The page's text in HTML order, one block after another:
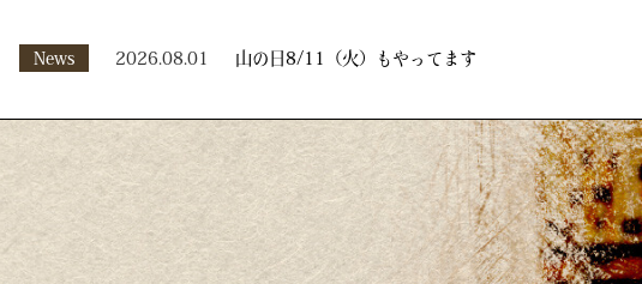
News 2026.08.01 山の日8/11（火）もやってます